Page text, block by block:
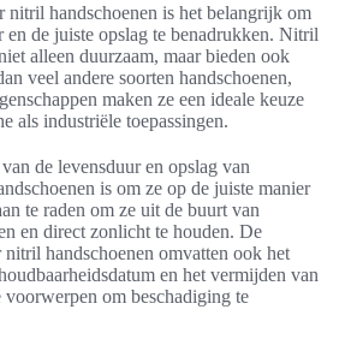
nitril handschoenen is het belangrijk om
en de juiste opslag te benadrukken. Nitril
alleen duurzaam, maar bieden ook
veel andere soorten handschoenen,
maken ze een ideale keuze
als industriële toepassingen.
de levensduur en opslag van
is om ze op de juiste manier
te raden om ze uit de buurt van
en direct zonlicht te houden. De
handschoenen omvatten ook het
en het vermijden van
voorwerpen om beschadiging te